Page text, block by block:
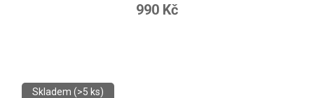
990 Kč
Skladem (>5 ks)